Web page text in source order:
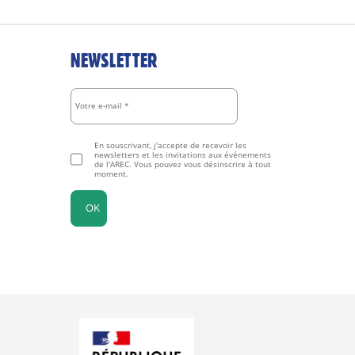
NEWSLETTER
En souscrivant, j'accepte de recevoir les
newsletters et les invitations aux événements
de l'AREC. Vous pouvez vous désinscrire à tout
moment.